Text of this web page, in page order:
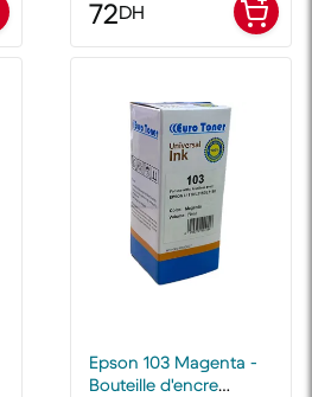
72DH
Epson 103 Magenta -
Bouteille d'encre